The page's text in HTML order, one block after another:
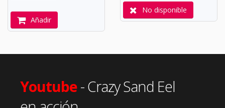
Añadir
No disponible
Youtube- Crazy Sand Eel